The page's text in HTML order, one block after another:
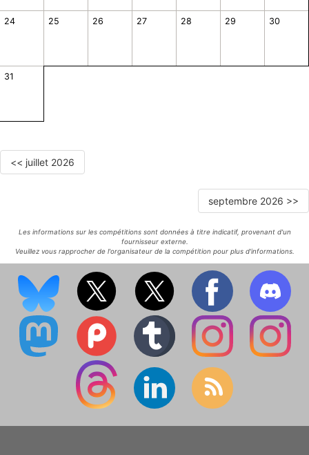
24 25 26 27 28 29 30
31
<< juillet 2026
septembre 2026 >>
Les informations sur les compétitions sont données à titre indicatif, provenant d'un
fournisseur externe.
Veuillez vous rapprocher de l'organisateur de la compétition pour plus d'informations.